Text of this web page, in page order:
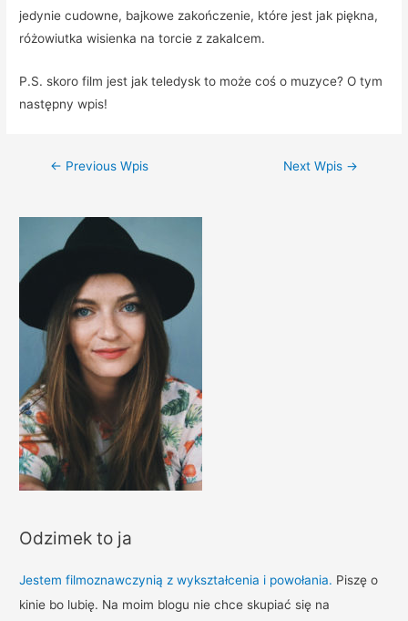
jedynie cudowne, bajkowe zakończenie, które jest jak piękna,
różowiutka wisienka na torcie z zakalcem.
P.S. skoro film jest jak teledysk to może coś o muzyce? O tym
następny wpis!
← Previous Wpis Next Wpis →
Odzimek to ja
Jestem filmoznawczynią z wykształcenia i powołania. Piszę o
kinie bo lubię. Na moim blogu nie chce skupiać się na